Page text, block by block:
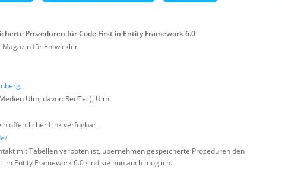
Prozeduren für Code First in Entity Framework 6.0
Magazin für Entwickler
Ulm, davor: RedTec), Ulm
öffentlicher Link verfügbar.
mit Tabellen verboten ist, übernehmen gespeicherte Prozeduren den
im Entity Framework 6.0 sind sie nun auch möglich.